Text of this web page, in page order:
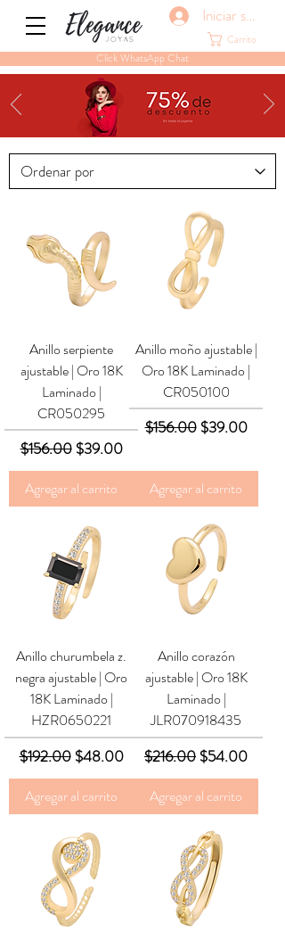
Carrito
Click WhatsApp Chat
Iniciar sesión
Anillo serpiente
ajustable | Oro 18K
Laminado |
CR050295
Precio
$156.00 Precio de oferta
$39.00
Agregar al carrito
Anillo moño ajustable |
Oro 18K Laminado |
CR050100
Precio
$156.00 Precio de oferta
$39.00
Agregar al carrito
Anillo churumbela z.
negra ajustable | Oro
18K Laminado |
HZR0650221
Precio
$192.00 Precio de oferta
$48.00
Agregar al carrito
Anillo corazón
ajustable | Oro 18K
Laminado |
JLR070918435
Precio
$216.00 Precio de oferta
$54.00
Agregar al carrito